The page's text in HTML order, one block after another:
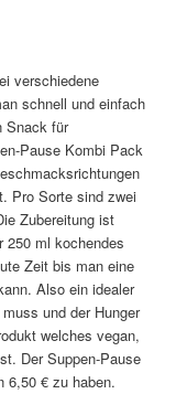
verschiedene
schnell und einfach
Snack für
Pause Kombi Pack
Pro Sorte sind zwei
Zubereitung ist
250 ml kochendes
Zeit bis man eine
Also ein idealer
und der Hunger
welches vegan,
Der Suppen-Pause
6,50 € zu haben.